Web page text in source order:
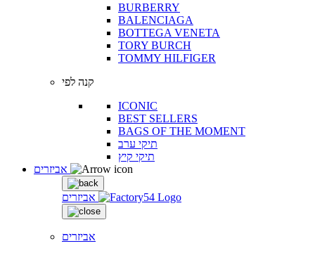
BURBERRY
BALENCIAGA
BOTTEGA VENETA
TORY BURCH
TOMMY HILFIGER
קנה לפי
ICONIC
BEST SELLERS
BAGS OF THE MOMENT
תיקי ערב
תיקי קיץ
אביזרים
אביזרים